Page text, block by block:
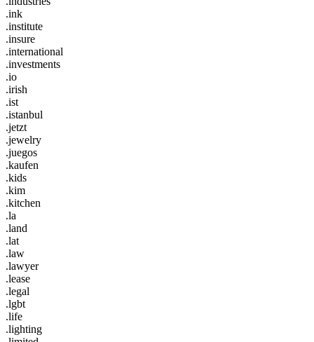
.ink
.institute
.insure
.international
.investments
.io
.irish
.ist
.istanbul
.jetzt
.jewelry
.juegos
.kaufen
.kids
.kim
.kitchen
.la
.land
.lat
.law
.lawyer
.lease
.legal
.lgbt
.life
.lighting